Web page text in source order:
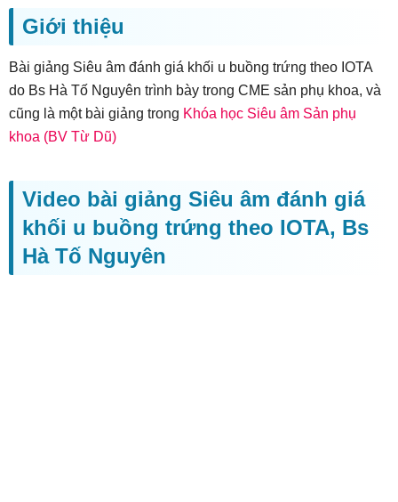
Giới thiệu
Bài giảng Siêu âm đánh giá khối u buồng trứng theo IOTA
do Bs Hà Tố Nguyên trình bày trong CME sản phụ khoa, và
cũng là một bài giảng trong Khóa học Siêu âm Sản phụ
khoa (BV Từ Dũ)
Video bài giảng Siêu âm đánh giá
khối u buồng trứng theo IOTA, Bs
Hà Tố Nguyên